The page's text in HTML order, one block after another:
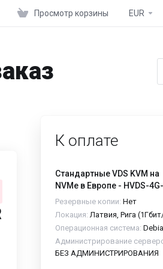
Просмотр корзины EUR
К оплате
Стандартные VDS KVM на
NVMe в Европе - HVDS-
Резервные копии: Нет
Локация:Латвия, Рига
Операционная система:
Администрирование
БЕЗ АДМИНИСТРИРОВАНИЯ